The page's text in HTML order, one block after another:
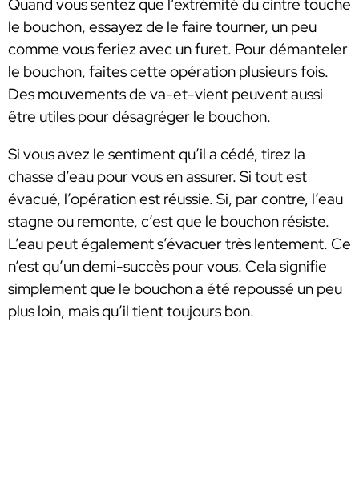
Quand vous sentez que l’extrémité du cintre touche
le bouchon, essayez de le faire tourner, un peu
comme vous feriez avec un furet. Pour démanteler
le bouchon, faites cette opération plusieurs fois.
Des mouvements de va-et-vient peuvent aussi
être utiles pour désagréger le bouchon.
Si vous avez le sentiment qu’il a cédé, tirez la
chasse d’eau pour vous en assurer. Si tout est
évacué, l’opération est réussie. Si, par contre, l’eau
stagne ou remonte, c’est que le bouchon résiste.
L’eau peut également s’évacuer très lentement. Ce
n’est qu’un demi-succès pour vous. Cela signifie
simplement que le bouchon a été repoussé un peu
plus loin, mais qu’il tient toujours bon.